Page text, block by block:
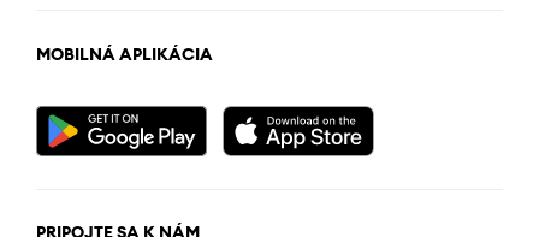
MOBILNÁ APLIKÁCIA
PRIPOJTE SA K NÁM